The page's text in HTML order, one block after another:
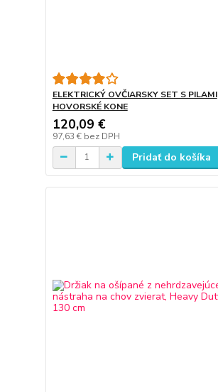
ELEKTRICKÝ OVČIARSKY SET S PILAMI
HOVORSKÉ KONE
120,09 €
97,63 € bez DPH
Pridať do košíka